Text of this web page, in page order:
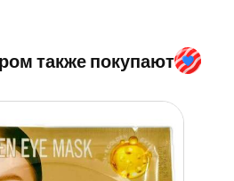
также покупают